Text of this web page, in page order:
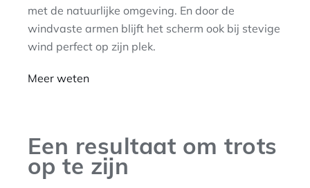
met de natuurlijke omgeving. En door de
windvaste armen blijft het scherm ook bij stevige
wind perfect op zijn plek.
Meer weten
Een resultaat om trots
op te zijn